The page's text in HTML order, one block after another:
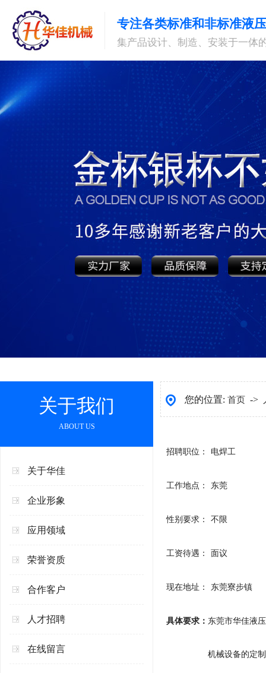
专注各类标准和非标准液
集产品设计、制造、安装于一体
关于我们
ABOUT US
关于华佳
企业形象
应用领域
荣誉资质
合作客户
人才招聘
在线留言
您的位置: 首页 ->
招聘职位： 电焊工
工作地点： 东莞
性别要求： 不限
工资待遇： 面议
现在地址： 东莞寮步镇
具体要求： 东莞市华佳液
机械设备的定